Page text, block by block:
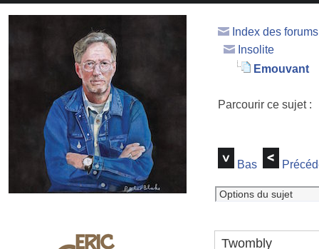
Index des
Insolite
Emouvant
Parcourir ce sujet
Bas
Twombly